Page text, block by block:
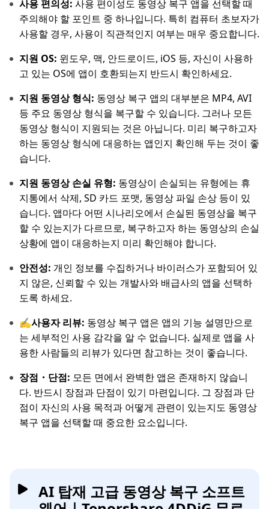
사용 편의성: 사용 편이성도 동영상 복구 앱을 선택할 때
주의해야 할 포인트 중 하나입니다. 특히 컴퓨터 초보자가
사용할 경우, 사용이 직관적인지 여부는 매우 중요합니다.
지원 OS: 윈도우, 맥, 안드로이드, iOS 등, 자신이 사용하
고 있는 OS에 앱이 호환되는지 반드시 확인하세요.
지원 동영상 형식: 동영상 복구 앱의 대부분은 MP4, AVI
등 주요 동영상 형식을 복구할 수 있습니다. 그러나 모든
동영상 형식이 지원되는 것은 아닙니다. 미리 복구하고자
하는 동영상 형식에 대응하는 앱인지 확인해 두는 것이 좋
습니다.
지원 동영상 손실 유형: 동영상이 손실되는 유형에는 휴
지통에서 삭제, SD 카드 포맷, 동영상 파일 손상 등이 있
습니다. 앱마다 어떤 시나리오에서 손실된 동영상을 복구
할 수 있는지가 다르므로, 복구하고자 하는 동영상의 손실
상황에 앱이 대응하는지 미리 확인해야 합니다.
안전성: 개인 정보를 수집하거나 바이러스가 포함되어 있
지 않은, 신뢰할 수 있는 개발사와 배급사의 앱을 선택하
도록 하세요.
✍사용자 리뷰: 동영상 복구 앱은 앱의 기능 설명만으로
는 세부적인 사용 감각을 알 수 없습니다. 실제로 앱을 사
용한 사람들의 리뷰가 있다면 참고하는 것이 좋습니다.
장점・단점: 모든 면에서 완벽한 앱은 존재하지 않습니
다. 반드시 장점과 단점이 있기 마련입니다. 그 장점과 단
점이 자신의 사용 목적과 어떻게 관련이 있는지도 동영상
복구 앱을 선택할 때 중요한 요소입니다.
AI 탑재 고급 동영상 복구 소프트